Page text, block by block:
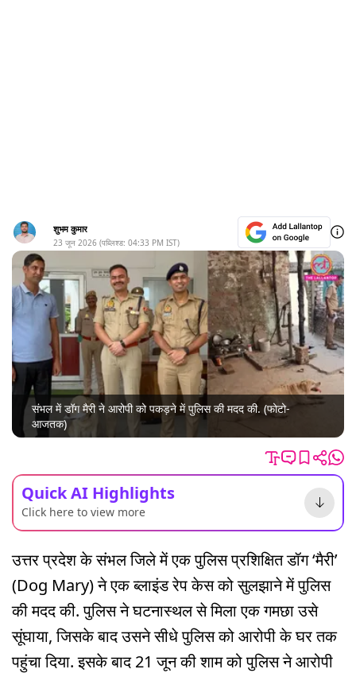
शुभम कुमार
23 जून 2026 (पब्लिश्ड: 04:33 PM IST)
संभल में डॉग मैरी ने आरोपी को पकड़ने में पुलिस की मदद की. (फोटो-
आजतक)
Quick AI Highlights
Click here to view more
उत्तर प्रदेश के संभल जिले में एक पुलिस प्रशिक्षित डॉग ‘मैरी’
(Dog Mary) ने एक ब्लाइंड रेप केस को सुलझाने में पुलिस
की मदद की. पुलिस ने घटनास्थल से मिला एक गमछा उसे
सूंघाया, जिसके बाद उसने सीधे पुलिस को आरोपी के घर तक
पहुंचा दिया. इसके बाद 21 जून की शाम को पुलिस ने आरोपी